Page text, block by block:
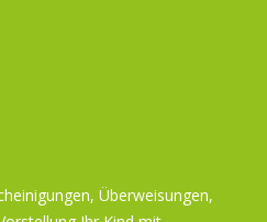
Überweisungen,